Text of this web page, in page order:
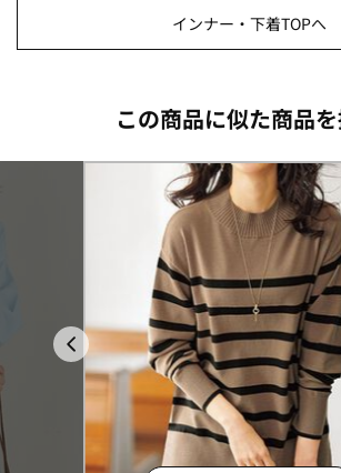
インナー・下着TOPへ
この商品に似た商品